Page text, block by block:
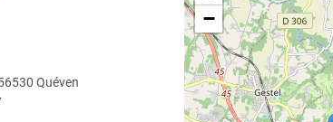
Quéven
−